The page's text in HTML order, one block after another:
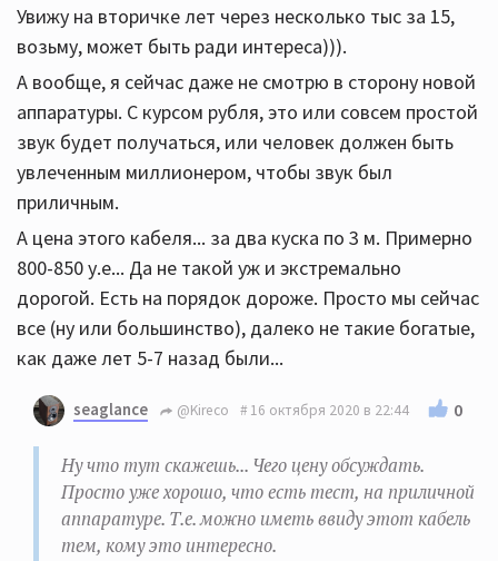
Увижу на вторичке лет через несколько тыс за 15,
возьму, может быть ради интереса))).
А вообще, я сейчас даже не смотрю в сторону новой
аппаратуры. С курсом рубля, это или совсем простой
звук будет получаться, или человек должен быть
увлеченным миллионером, чтобы звук был
приличным.
А цена этого кабеля... за два куска по 3 м. Примерно
800-850 у.е... Да не такой уж и экстремально
дорогой. Есть на порядок дороже. Просто мы сейчас
все (ну или большинство), далеко не такие богатые,
как даже лет 5-7 назад были...
seaglance @Kireco 16 октября 2020 в 22:44 0
Ну что тут скажешь... Чего цену обсуждать.
Просто уже хорошо, что есть тест, на приличной
аппаратуре. Т.е. можно иметь ввиду этот кабель
тем, кому это интересно.